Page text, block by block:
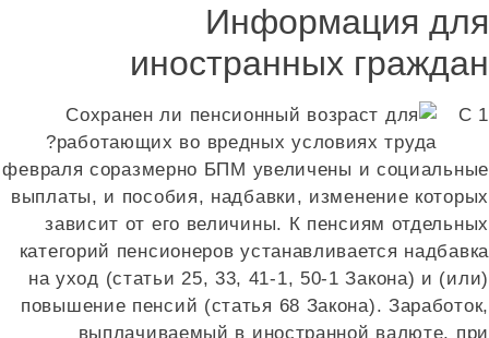
Информация
иностранных
С
февраля соразмерно БПМ увеличены и
выплаты, и пособия, надбавки, изменение
зависит от его величины. К пенсиям
категорий пенсионеров устанавливается
на уход (статьи 25, 33, 41-1, 50-1 Закона) и
повышение пенсий (статья 68 Закона).
выплачиваемый в иностранной валюте,